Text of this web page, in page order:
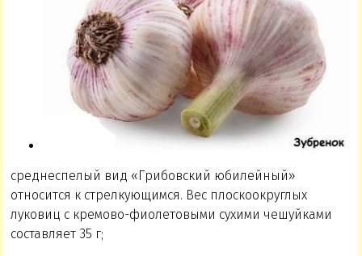
среднеспелый вид «Грибовский юбилейный»
относится к стрелкующимся. Вес плоскоокруглых
луковиц с кремово-фиолетовыми сухими чешуйками
составляет 35 г;